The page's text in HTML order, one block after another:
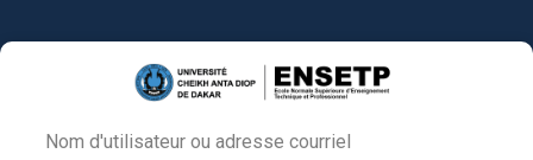
au
Nom d'utilisateur ou adresse courriel